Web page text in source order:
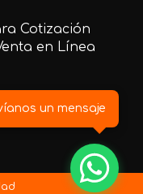
Cotización
en Línea
un mensaje